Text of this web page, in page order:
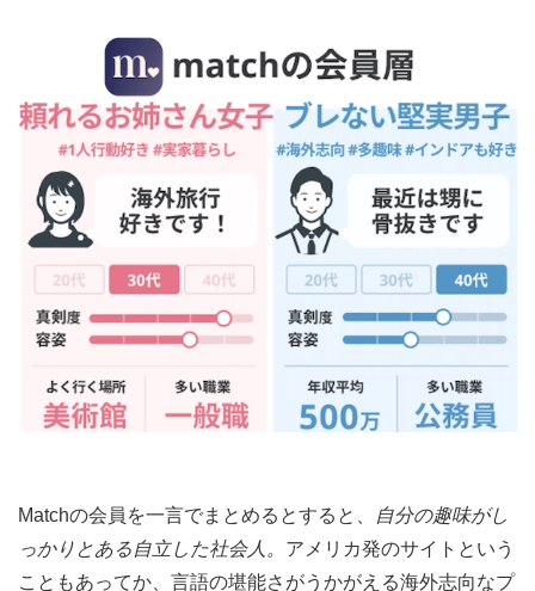
Matchの会員を一言でまとめるとすると、
自分の趣味がし
っかりとある自立した社会人。 アメリカ発のサイトという
こともあってか、言語の堪能さがうかがえる海外志向なプ